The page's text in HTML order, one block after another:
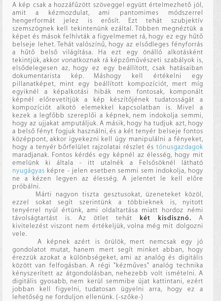
A kép csak a hozzáfűzött szöveggel együtt értelmezhető jól,
amit a kézmozdulat, ami pantomimes módszerrel
hengerformát jelez is erősít. Ezt tehát szubjektív
szemszögnek kell tekintenünk ezáltal. Többen megnéztük a
képet és mások felhívták a figyelmemet rá, hogy ez egy hűtő
belseje lehet. Tehát valószínű, hogy az elsődleges fényforrás
a hűtő belső világítása. Ha ezt egy önálló alkotásként
tekintjük, akkor vonatkoznak rá képzőművészeti szabályok is,
elsődelegesen az, hogy ez egy beállított, csak hatásaiban
dokumentarista kép. Máshogy kell értékelni egy
pillanatképet, mint egy beállított kompozíciót, mert míg
egyiknél a képalkotási hibák nem fontosak, komponált
képnél előrevetítjük a kép készítőjének tudatosságát a
kompozíciót alkotó elemekkel kapcsolatban is. Mivel a
kezek a legfőbb szereplői a képnek, nem indokolja semmi,
hogy az ujjakat amputáljuk. A másik, hogy ha tudjuk azt, hogy
a belső fényt fogjuk használni, és a két tenyér belseje fontos
középpont, akkor igyekezni kell úgy manipulálni a fényeket,
hogy a tenyér bőrfelület rajzolatai részlet és tónusgazdagok
maradjanak. Fontos kérdés egy képnél az élesség, hogy mit
emelünk ki általa - itt utalnék a Felsősöknél látható
nyugágyas képre - jelen esetben semmi sem indokolja, hogy
ne a kézen legyen az élesség. A jelentet le kell előre
próbálni.
Márti nagyon tiszta gesztusokat, üzeneteket közöl,
ezzel sokat segít szerintünk a többieknek is, nyitott
tenyérrel nyúl értünk, ami oldaltartása miatt hordoz némi
távolságtartást is. Az ötlet tehát két kisdisznó. A
kivitelezést viszont nem értékeljük, volna még mit dolgozni
vele.
A képnek azért is örülök, mert nemcsak egy jó
gondolatot mutat, hanem mert segít minket abban, hogy
érezzük azokat a különbségeket, ami az analóg és digitális
között van felfogásban. A régi "kézműves" analóg technika
kényszerített az átgondolásban, nehezebb volt ismételni. A
digitális gyosabb, nem kerül semmibe újat kattintani, ezért
jobban kell figyelni, tudatosan ügyelni arra, hogy ez a
lehetőség ne forduljon ellenünk. (-szőke-)